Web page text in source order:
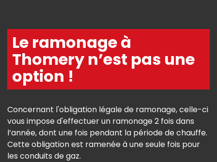
Le ramonage à
Thomery n’est pas une
option !
Concernant l'obligation légale de ramonage, celle-ci
vous impose d'effectuer un ramonage 2 fois dans
l’année, dont une fois pendant la période de chauffe.
Cette obligation est ramenée à une seule fois pour
les conduits de gaz.